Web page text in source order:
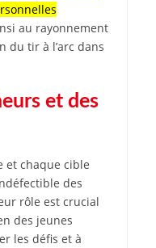
au rayonnement
du tir à l’arc dans
et des
et chaque cible
des
rôle est crucial
des jeunes
les défis et à